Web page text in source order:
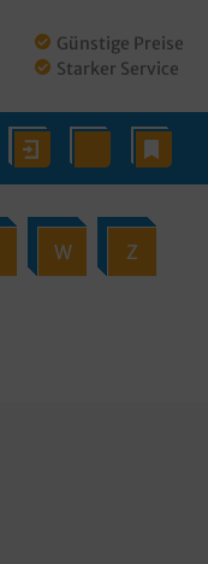
Günstige Preise
Starker Service
W Z